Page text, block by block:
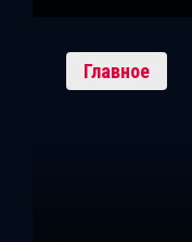
Главное